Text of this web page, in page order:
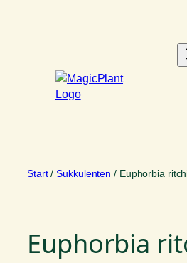
Start/Sukkulenten / Euphorbia
Euphorbia